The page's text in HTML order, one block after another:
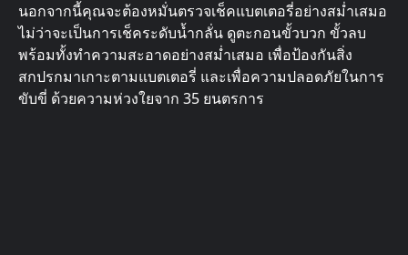
นอกจากนี้คุณจะต้องหมั่นตรวจเช็คแบตเตอรี่อย่างสม่ำเสมอ
ไม่ว่าจะเป็นการเช็คระดับน้ำกลั่น ดูตะกอนขั้วบวก ขั้วลบ
พร้อมทั้งทำความสะอาดอย่างสม่ำเสมอ เพื่อป้องกันสิ่ง
สกปรกมาเกาะตามแบตเตอรี่ และเพื่อความปลอดภัยในการ
ขับขี่ ด้วยความห่วงใยจาก 35 ยนตรการ